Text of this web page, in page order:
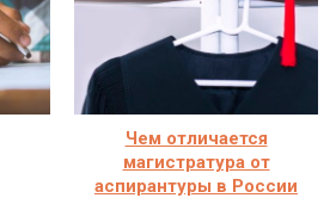
Чем отличается
магистратура от
аспирантуры в России